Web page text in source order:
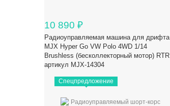
10 890 ₽
Радиоуправляемая машина для дрифта
MJX Hyper Go VW Polo 4WD 1/14
Brushless (бесколлекторный мотор) RTR
артикул MJX-14304
Спецпредложение